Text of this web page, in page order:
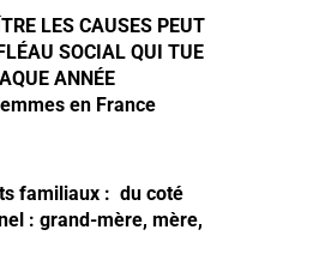
LES CAUSES PEUT
SOCIAL QUI TUE
ANNÉE
en France
familiaux : du coté
: grand-mère, mère,